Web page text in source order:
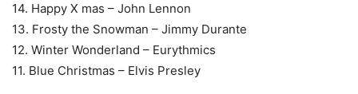
14. Happy X mas – John Lennon
13. Frosty the Snowman – Jimmy Durante
12. Winter Wonderland – Eurythmics
11. Blue Christmas – Elvis Presley